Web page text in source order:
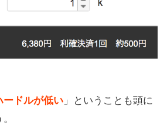
ードルが低い 」ということも頭に